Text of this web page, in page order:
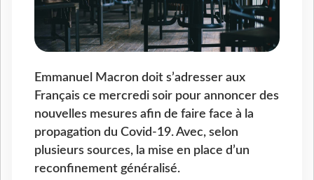
Emmanuel Macron doit s’adresser aux
Français ce mercredi soir pour annoncer des
nouvelles mesures afin de faire face à la
propagation du Covid-19. Avec, selon
plusieurs sources, la mise en place d’un
reconfinement généralisé.